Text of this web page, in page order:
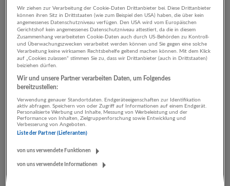
1 Marketing, Kommunikation,
PR Verkehr Unternehmen
LUGSTEIN CONSULTING
Wir ziehen zur Verarbeitung der Cookie-Daten Drittanbieter bei. Diese Drittanbieter
können ihren Sitz in Drittstaaten (wie zum Beispiel den USA) haben, die über kein
angemessenes Datenschutzniveau verfügen. Den USA wird vom Europäischen
Gerichtshof kein angemessenes Datenschutzniveau attestiert, da die in diesem
Zusammenhang verarbeiteten Cookie-Daten auch durch US-Behörden zu Kontroll-
und Überwachungszwecken verarbeitet werden können und Sie gegen eine solche
Verarbeitung keine wirksamen Rechtsbehelfe geltend machen können. Mit dem Klick
auf „Cookies zulassen“ stimmen Sie zu, dass wir Drittanbieter (auch in Drittstaaten)
beiziehen dürfen.
Wir und unsere Partner verarbeiten Daten, um Folgendes
bereitzustellen:
Verwendung genauer Standortdaten. Endgeräteeigenschaften zur Identifikation
aktiv abfragen. Speichern von oder Zugriff auf Informationen auf einem Endgerät.
Personalisierte Werbung und Inhalte, Messung von Werbeleistung und der
Performance von Inhalten, Zielgruppenforschung sowie Entwicklung und
Verbesserung von Angeboten.
Liste der Partner (Lieferanten)
von uns verwendete Funktionen
von uns verwendete Informationen